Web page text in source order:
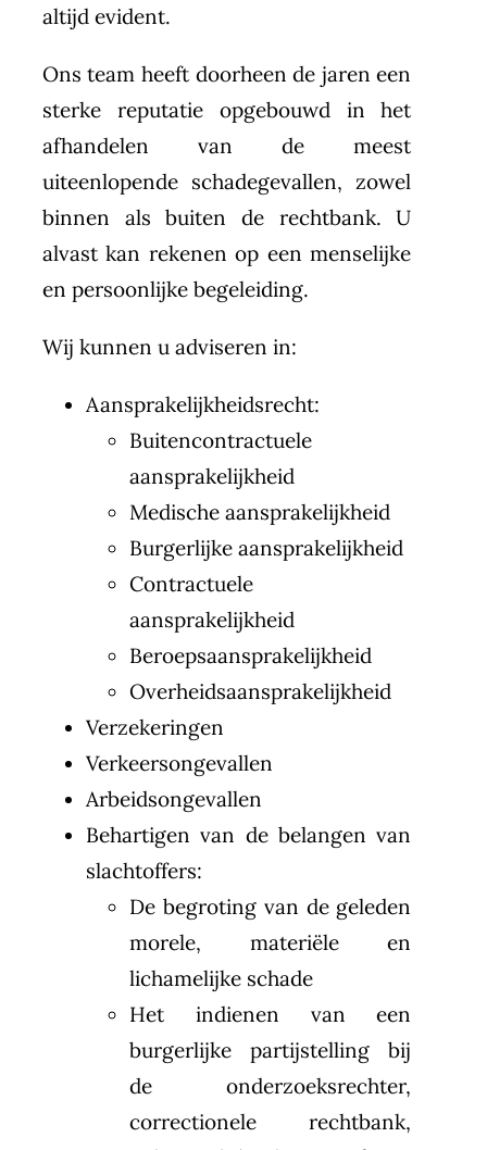
altijd evident.
Ons team heeft doorheen de jaren een
sterke reputatie opgebouwd in het
afhandelen van de meest
uiteenlopende schadegevallen, zowel
binnen als buiten de rechtbank. U
alvast kan rekenen op een menselijke
en persoonlijke begeleiding.
Wij kunnen u adviseren in:
Aansprakelijkheidsrecht:
Buitencontractuele
aansprakelijkheid
Medische aansprakelijkheid
Burgerlijke aansprakelijkheid
Contractuele
aansprakelijkheid
Beroepsaansprakelijkheid
Overheidsaansprakelijkheid
Verzekeringen
Verkeersongevallen
Arbeidsongevallen
Behartigen van de belangen van
slachtoffers:
De begroting van de geleden
morele, materiële en
lichamelijke schade
Het indienen van een
burgerlijke partijstelling bij
de onderzoeksrechter,
correctionele rechtbank,